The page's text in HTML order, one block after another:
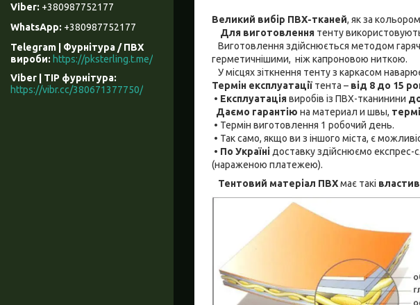
Великий вибір ПВХ-тканей, як за
Для виготовлення тенту
Виготовлення здійснюється методом
герметичнішими, ніж капроновою ниткою.
У місцях зіткнення тенту з каркасом
Термін експлуатації тента – від 8 до 15
• Експлуатаціявиробів із ПВХ-тканинини
Даємо гарантію на материал и швы,
• Термін виготовлення 1 робочий день.
• Так само, якщо ви з іншого міста, є
• По Україні доставку здійснюємо експрес-
(нараженою платежею).
Тентовий матеріал ПВХмає такі
+380987752177
+380987752177
Telegram | Фурнітура / ПВХ
вироби
https://pksterling.t.me/
Viber | ТІР фурнітура
https://vibr.cc/380671377750/